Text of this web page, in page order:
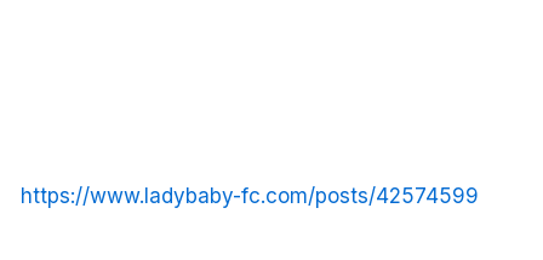
https://www.ladybaby-fc.com/posts/42574599